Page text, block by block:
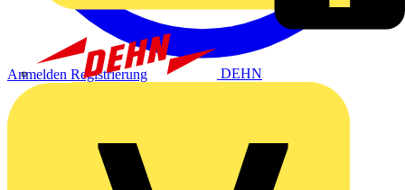
DEHN
Anmelden Registrierung